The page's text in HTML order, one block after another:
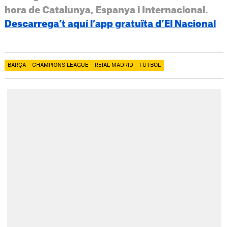
hora de Catalunya, Espanya i Internacional.
Descarrega’t aquí l’app gratuïta d’El Nacional
BARÇA CHAMPIONS LEAGUE REIAL MADRID FUTBOL